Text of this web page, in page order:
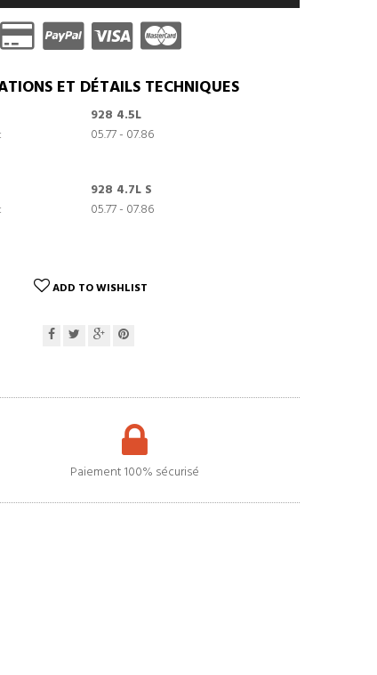
ET DÉTAILS TECHNIQUES
928 4.5L
05.77 - 07.86
928 4.7L S
05.77 - 07.86
ADD TO WISHLIST
Paiement 100% sécurisé